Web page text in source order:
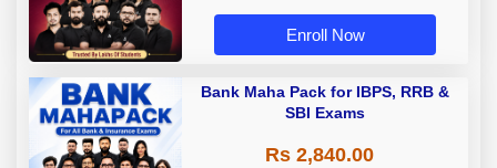
Enroll Now
Bank Maha Pack for IBPS, RRB &
SBI Exams
Rs 2,840.00